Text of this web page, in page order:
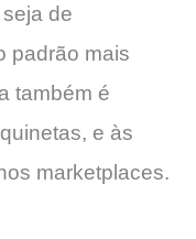
de
padrão mais
também é
e às
marketplaces.